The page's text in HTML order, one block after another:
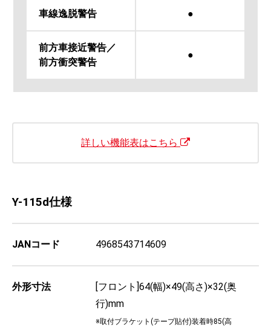
車線逸脱警告 ●
前方車接近警告／
前方衝突警告
●
詳しい機能表はこちら
Y-115d仕様
JANコード 4968543714609
外形寸法
[フロント]64(幅)×49(高さ)×32(奥
行)mm
※取付ブラケット(テープ貼付)装着時85(高